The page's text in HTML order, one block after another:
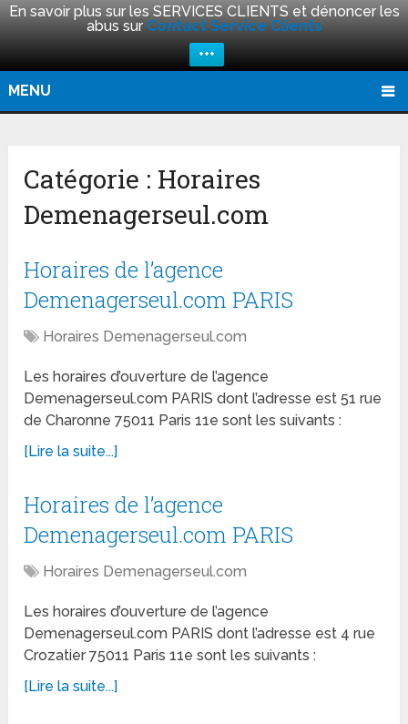
En savoir plus sur les SERVICES CLIENTS et dénoncer les
abus sur Contact Service Clients
+++
MENU
Catégorie : Horaires
Demenagerseul.com
Horaires de l’agence
Demenagerseul.com PARIS
Horaires Demenagerseul.com
Les horaires d’ouverture de l’agence
Demenagerseul.com PARIS dont l’adresse est 51 rue
de Charonne 75011 Paris 11e sont les suivants :
[Lire la suite...]
Horaires de l’agence
Demenagerseul.com PARIS
Horaires Demenagerseul.com
Les horaires d’ouverture de l’agence
Demenagerseul.com PARIS dont l’adresse est 4 rue
Crozatier 75011 Paris 11e sont les suivants :
[Lire la suite...]